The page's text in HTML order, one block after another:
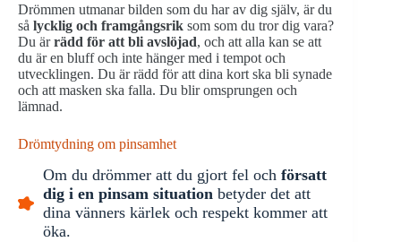
Drömmen utmanar bilden som du har av dig själv, är du
så lycklig och framgångsrik som som du tror dig vara?
Du ärrädd för att bli avslöjad, och att alla kan se att
du är en bluff och inte hänger med i tempot och
utvecklingen. Du är rädd för att dina kort ska bli synade
och att masken ska falla. Du blir omsprungen och
lämnad.
Drömtydning om pinsamhet
Om du drömmer att du gjort fel och försatt
dig i en pinsam situation betyder det att
dina vänners kärlek och respekt kommer att
öka.